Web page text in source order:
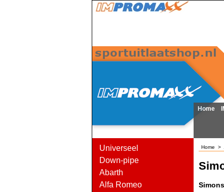
Home
Universeel
Down-pipe
Abarth
Alfa Romeo
Home >